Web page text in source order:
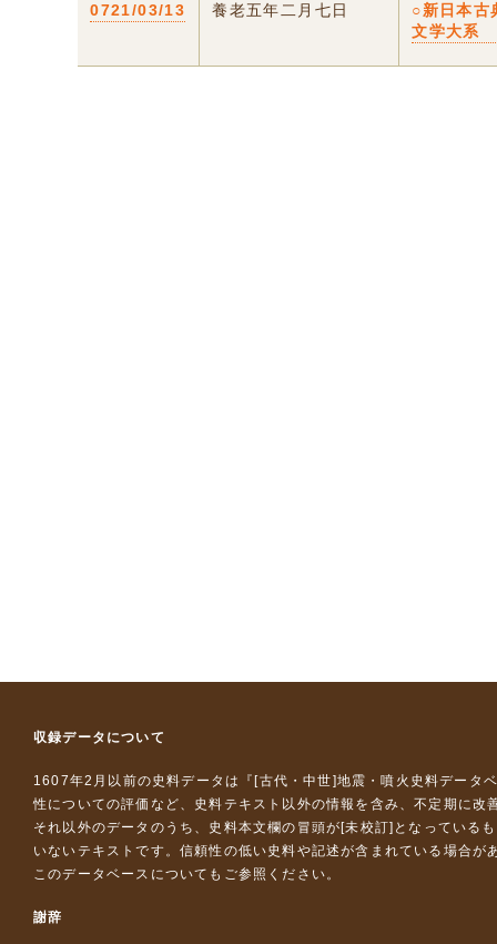
0721/03/13 養老五年二月七日
○新日本古
文学大系
収録データについて
1607年2月以前の史料データは『 [古代・中世]地震・噴火史料データ
性についての評価など、史料テキスト以外の情報を含み、不定期に改
それ以外のデータのうち、史料本文欄の冒頭が[未校訂]となっている
いないテキストです。信頼性の低い史料や記述が含まれている場合が
このデータベースについて もご参照ください。
謝辞